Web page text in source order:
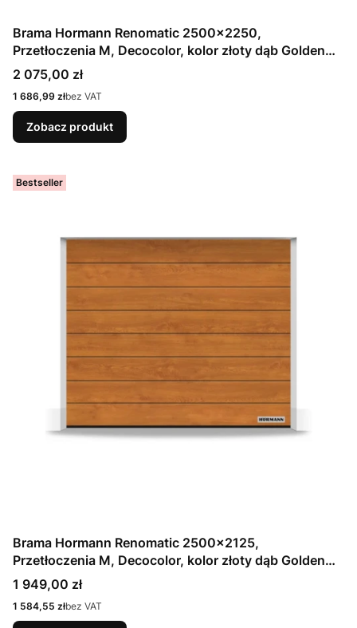
Brama Hormann Renomatic 2500x2250,
Przetłoczenia M, Decocolor, kolor złoty dąb Golden
Oak / OCYNK + Prowadzenie Z
Cena
2 075,00 zł
Cena
1 686,99 złbez VAT
Zobacz produkt
Bestseller
Brama Hormann Renomatic 2500x2125,
Przetłoczenia M, Decocolor, kolor złoty dąb Golden
Oak / OCYNK + Prowadzenie Z
Cena
1 949,00 zł
Cena
1 584,55 złbez VAT